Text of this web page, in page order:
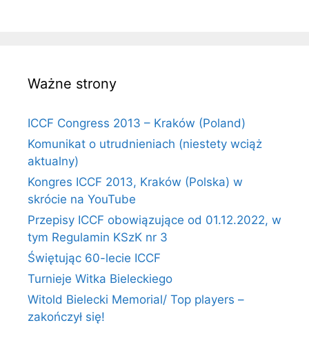
Ważne strony
ICCF Congress 2013 – Kraków (Poland)
Komunikat o utrudnieniach (niestety wciąż
aktualny)
Kongres ICCF 2013, Kraków (Polska) w
skrócie na YouTube
Przepisy ICCF obowiązujące od 01.12.2022, w
tym Regulamin KSzK nr 3
Świętując 60-lecie ICCF
Turnieje Witka Bieleckiego
Witold Bielecki Memorial/ Top players –
zakończył się!